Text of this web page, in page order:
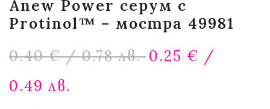
Anew Power серум с
Protinol™ – мостра 49981
0.40€/ 0.78 лв. Original
price
0.25 € /
0.49 лв.